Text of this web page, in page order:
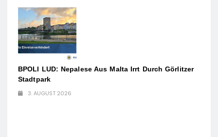
BPOLI LUD: Nepalese Aus Malta Irrt Durch Görlitzer
Stadtpark
3. AUGUST 2026